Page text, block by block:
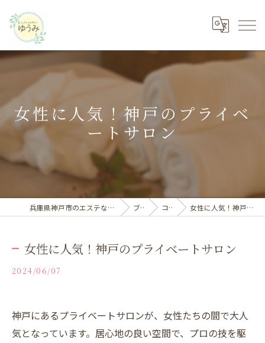
女性に人気！神戸のプライベ
ートサロン
兵庫県神戸市のエステならフェイシャルサロン ゆうみ ブログ コラム 女性に人気！神戸のプライベートサロン
女性に人気！神戸のプライベートサロン
2024/06/07
神戸にあるプライベートサロンが、女性たちの間で大人
気となっています。居心地の良い空間で、プロの技を駆